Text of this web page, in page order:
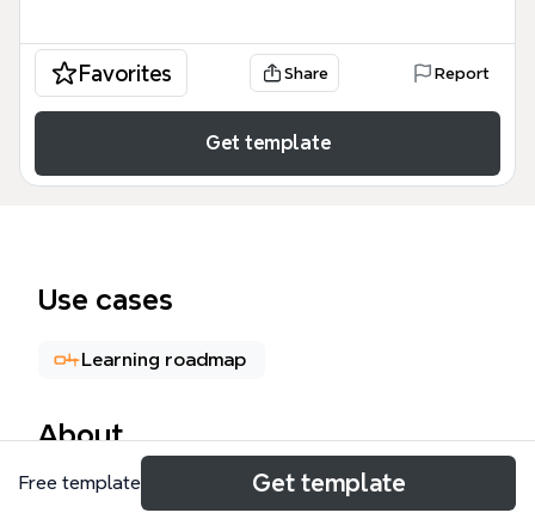
Favorites Share Report
Get template
Use cases
Learning roadmap
About
Este Mapa CSS aplicaciones mind map es una guía
Free template Get template